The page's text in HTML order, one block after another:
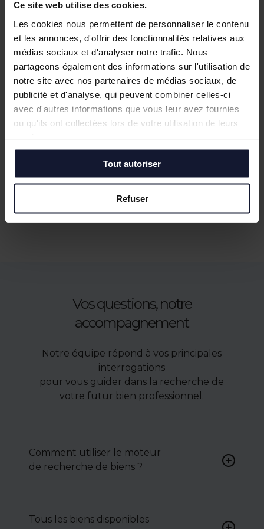
Ce site web utilise des cookies.
Les cookies nous permettent de personnaliser le contenu
et les annonces, d'offrir des fonctionnalités relatives aux
médias sociaux et d'analyser notre trafic. Nous
partageons également des informations sur l'utilisation de
notre site avec nos partenaires de médias sociaux, de
publicité et d'analyse, qui peuvent combiner celles-ci
avec d'autres informations que vous leur avez fournies
ou qu'ils ont collectées lors de votre utilisation de leurs
Tout autoriser
Refuser
Nos biens similaires
Vos questions, notre
accompagnement
Notre équipe répond à vos principales
interrogations
pour vous guider dans la recherche de
votre futur bien professionnel.
Comment utiliser le moteur
de recherche de biens ?
pour accéder à une liste de
Tous les biens disponibles